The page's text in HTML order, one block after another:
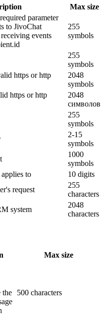
Max size
parameter
to JivoChat
events
255
symbols
255
symbols
https or http
2048
symbols
https or http
2048
символов
255
symbols
2-15
symbols
1000
symbols
to
10 digits
request
255
characters
system
2048
characters
Max size
the
500 characters